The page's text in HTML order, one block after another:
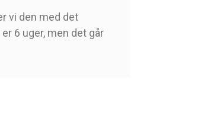
vi den med det
6 uger, men det går